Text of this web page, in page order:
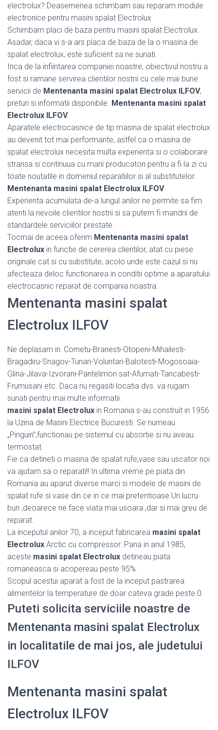
electrolux? Deasemenea schimbam sau reparam module
electronice pentru masini spalat Electrolux
Schimbam placi de baza pentru masini spalat Electrolux.
Asadar, daca vi s-a ars placa de baza de la o masina de
spalat electrolux, este suficient sa ne sunati.
Inca de la infiintarea companiei noastre, obiectivul nostru a
fost si ramane servirea clientilor nostrii cu cele mai bune
servicii de Mentenanta masini spalat Electrolux ILFOV,
preturi si informatii disponibile. Mentenanta masini spalat
Electrolux ILFOV
Aparatele electrocasnice de tip masina de spalat electrolux
au devenit tot mai performante, astfel ca o masina de
spalat electrolux necesita multa experienta si o colaborare
stransa si continuua cu marii producatori pentru a fi la zi cu
toate noutatile in domeniul reparatiilor si al substitutelor.
Mentenanta masini spalat Electrolux ILFOV
Experienta acumulata de-a lungul anilor ne permite sa fim
atenti la nevoile clientilor nostrii si sa putem fi mandrii de
standardele serviciilor prestate.
Tocmai de aceea oferim Mentenanta masini spalat
Electrolux in functie de cererea clientilor, atat cu piese
originale cat si cu substitute, acolo unde este cazul si nu
afecteaza deloc functionarea in conditii optime a aparatului
electrocasnic reparat de compania noastra.
Mentenanta masini spalat
Electrolux ILFOV
Ne deplasam in: Cornetu-Branesti-Otopeni-Mihailesti-
Bragadiru-Snagov-Tunari-Voluntari-Balotesti-Mogosoaia-
Glina-Jilava-Izvorani-Pantelimon sat-Afumati-Tancabesti-
Frumusani etc. Daca nu regasiti locatia dvs. va rugam
sunati pentru mai multe informatii.
masini spalat Electrolux in Romania s-au construit in 1956
la Uzina de Masini Electrice Bucuresti. Se numeau
„Pinguin”,functionau pe sistemul cu absortie si nu aveau
termostat.
Fie ca detineti o masina de spalat rufe,vase sau uscator noi
va ajutam sa o reparati!! In ultima vreme pe piata din
Romania au aparut diverse marci si modele de masini de
spalat rufe si vase din ce in ce mai pretentioase.Un lucru
bun ,deoarece ne face viata mai usoara ,dar si mai greu de
reparat.
La inceputul anilor 70, a inceput fabricarea masini spalat
Electrolux Arctic cu compressor. Pana in anul 1985,
aceste masini spalat Electrolux detineau piata
romaneasca si acopereau peste 95%.
Scopul acestui aparat a fost de la inceput pastrarea
alimentelor la temperature de doar cateva grade peste 0.
Puteti solicita serviciile noastre de
Mentenanta masini spalat Electrolux
in localitatile de mai jos, ale judetului
ILFOV
Mentenanta masini spalat
Electrolux ILFOV